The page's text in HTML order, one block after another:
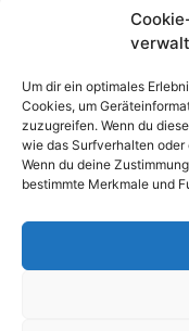
Um dir ein optimales
Cookies, um
zuzugreifen. Wenn du
wie das Surfverhalten
Wenn du deine
bestimmte Merkmale und
commodo
reprehenderit. Ut
commodo
reprehenderit, sed
labore et dolore
veniam, quis
aliquip ex ea
type=“check“
id=““ class=““
style=““]Lorem
adipisicing elit, sed